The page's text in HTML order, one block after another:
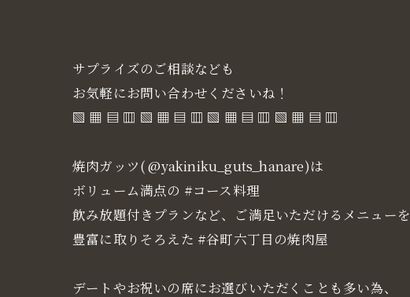
サプライズのご相談なども
お気軽にお問い合わせくださいね！
▧ ▦ ▤ ▥ ▧ ▦ ▤ ▥ ▧ ▦ ▤ ▥ ▧ ▦ ▤ ▥
焼肉ガッツ( @yakiniku_guts_hanare)は
ボリューム満点の #コース料理
飲み放題付きプランなど、ご満足いただけるメニューを
豊富に取りそろえた #谷町六丁目の焼肉屋
デートやお祝いの席にお選びいただくことも多い為、